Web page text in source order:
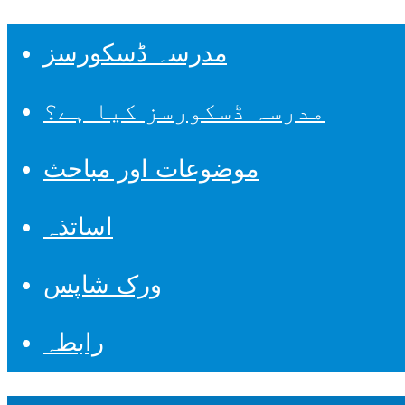
مدرسہ ڈسکورسز
مدرسہ ڈسکورسز کیا ہے؟
موضوعات اور مباحث
اساتذہ
ورک شاپس
رابطہ